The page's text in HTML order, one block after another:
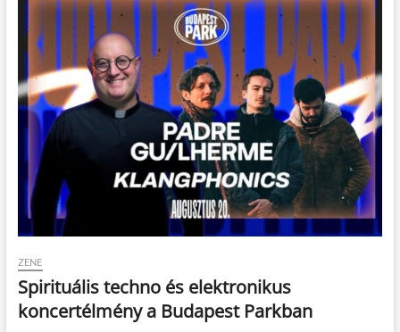
ZENE
Spirituális techno és elektronikus
koncertélmény a Budapest Parkban